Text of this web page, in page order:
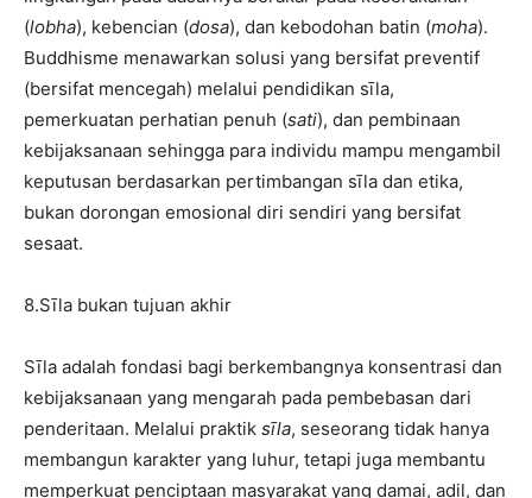
(lobha), kebencian (dosa), dan kebodohan batin (moha).
Buddhisme menawarkan solusi yang bersifat preventif
(bersifat mencegah) melalui pendidikan sīla,
pemerkuatan perhatian penuh (sati), dan pembinaan
kebijaksanaan sehingga para individu mampu mengambil
keputusan berdasarkan pertimbangan sīla dan etika,
bukan dorongan emosional diri sendiri yang bersifat
sesaat.
8.Sīla bukan tujuan akhir
Sīla adalah fondasi bagi berkembangnya konsentrasi dan
kebijaksanaan yang mengarah pada pembebasan dari
penderitaan. Melalui praktik sīla, seseorang tidak hanya
membangun karakter yang luhur, tetapi juga membantu
memperkuat penciptaan masyarakat yang damai, adil, dan